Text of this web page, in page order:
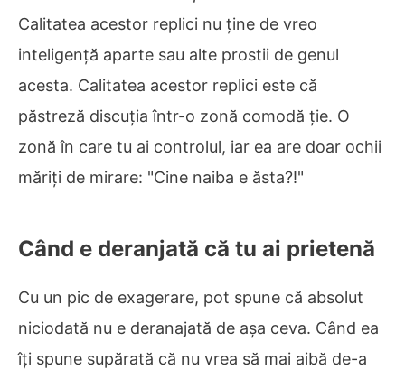
Calitatea acestor replici nu ține de vreo
inteligență aparte sau alte prostii de genul
acesta. Calitatea acestor replici este că
păstreză discuția într-o zonă comodă ție. O
zonă în care tu ai controlul, iar ea are doar ochii
măriți de mirare: "Cine naiba e ăsta?!"
Când e deranjată că tu ai prietenă
Cu un pic de exagerare, pot spune că absolut
niciodată nu e deranajată de așa ceva. Când ea
îți spune supărată că nu vrea să mai aibă de-a